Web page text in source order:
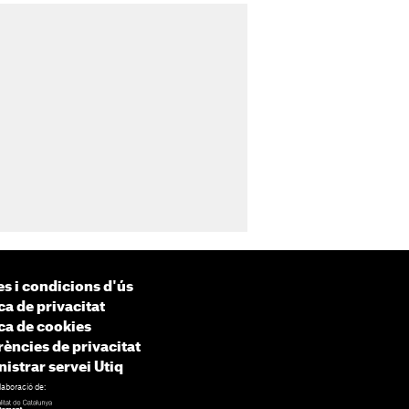
i condicions d'ús
de privacitat
de cookies
de privacitat
servei Utiq
de: